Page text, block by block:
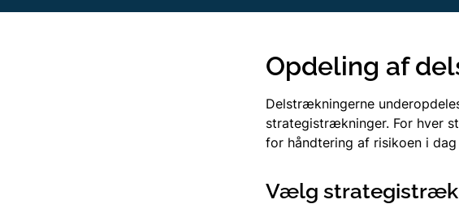
Opdeling af
Delstrækningerne
strategistrækninger. For hver
for håndtering af risikoen i
Vælg